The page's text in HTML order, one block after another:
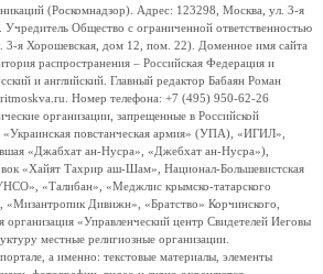
(Роскомнадзор). Адрес: 123298, Москва, ул. 3-я
Общество с ограниченной ответственностью
я Хорошевская, дом 12, пом. 22). Доменное имя сайта
распространения – Российская Федерация и
и английский. Главный редактор Бабаян Роман
Номер телефона: +7 (495) 950-62-26
организации, запрещенные в Российской
повстанческая армия» (УПА), «ИГИЛ»,
«Джабхат ан-Нусра», «Джебхат ан-Нусра»),
«Хайят Тахрир аш-Шам», Национал-Большевистская
«Талибан», «Меджлис крымско-татарского
«Мизантропик Дивижн», «Братство» Корчинского,
организация «Управленческий центр Свидетелей Иеговы
местные религиозные организации.
а именно: текстовые материалы, элементы